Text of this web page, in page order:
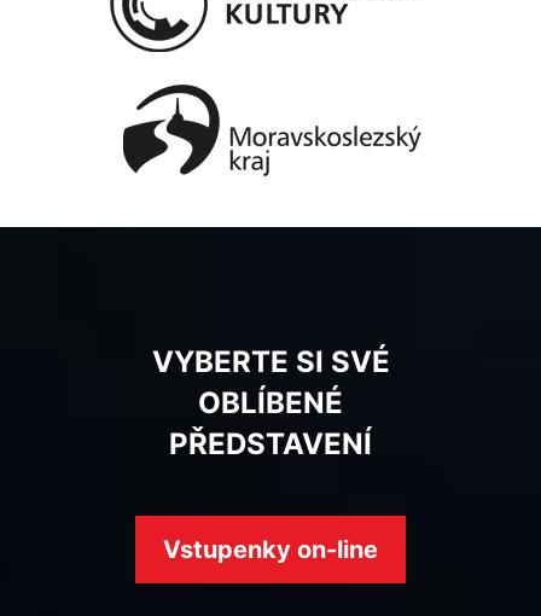
VYBERTE SI SVÉ
OBLÍBENÉ
PŘEDSTAVENÍ
Vstupenky on-line